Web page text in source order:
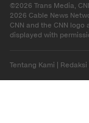
©2026 Trans Media,
2026 Cable News
CNN and the CNN
displayed with
Tentang Kami | Redaksi